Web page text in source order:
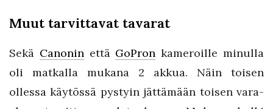
Muut tarvittavat tavarat
Sekä Canoninettä GoPron kameroille minulla
oli matkalla mukana 2 akkua. Näin toisen
ollessa käytössä pystyin jättämään toisen vara-